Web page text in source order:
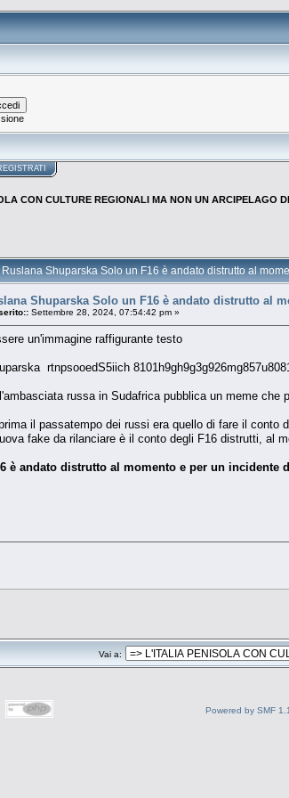
CON CULTURE REGIONALI MA NON UN ARCIPELAGO
Shuparska Solo un F16 è andato distrutto al
Shuparska Solo un F16 è andato distrutto al
Settembre 28, 2024, 07:54:42 pm »
un'immagine raffigurante testo
rtnpsooedS5iich
russa in Sudafrica pubblica un meme
il passatempo dei russi era quello di fare il
fake da rilanciare è il conto degli F16 distrutti, al
è andato distrutto al momento e per un incidente
Vai a:
Powered by SMF